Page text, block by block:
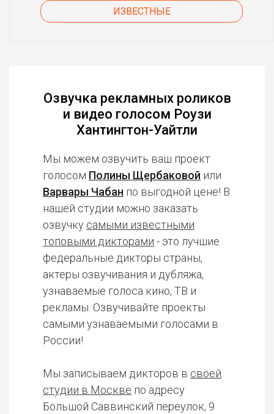
ИЗВЕСТНЫЕ
Озвучка рекламных роликов
и видео голосом Роузи
Хантингтон-Уайтли
Мы можем озвучить ваш проект
голосом Полины Щербаковой или
Варвары Чабан по выгодной цене! В
нашей студии можно заказать
озвучку самыми известными
топовыми дикторами - это лучшие
федеральные дикторы страны,
актеры озвучивания и дубляжа,
узнаваемые голоса кино, ТВ и
рекламы. Озвучивайте проекты
самыми узнаваемыми голосами в
России!
Мы записываем дикторов в своей
студии в Москве по адресу
Большой Саввинский переулок, 9